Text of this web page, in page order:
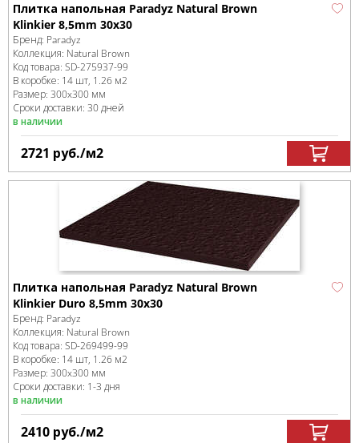
Плитка напольная Paradyz Natural Brown
Klinkier 8,5mm 30x30
Бренд: Paradyz
Коллекция: Natural Brown
Код товара: SD-275937-99
В коробке: 14 шт, 1.26 м2
Размер: 300x300 мм
Сроки доставки: 30 дней
в наличии
2721 руб./м2
Плитка напольная Paradyz Natural Brown
Klinkier Duro 8,5mm 30х30
Бренд: Paradyz
Коллекция: Natural Brown
Код товара: SD-269499-99
В коробке: 14 шт, 1.26 м2
Размер: 300x300 мм
Сроки доставки: 1-3 дня
в наличии
2410 руб./м2